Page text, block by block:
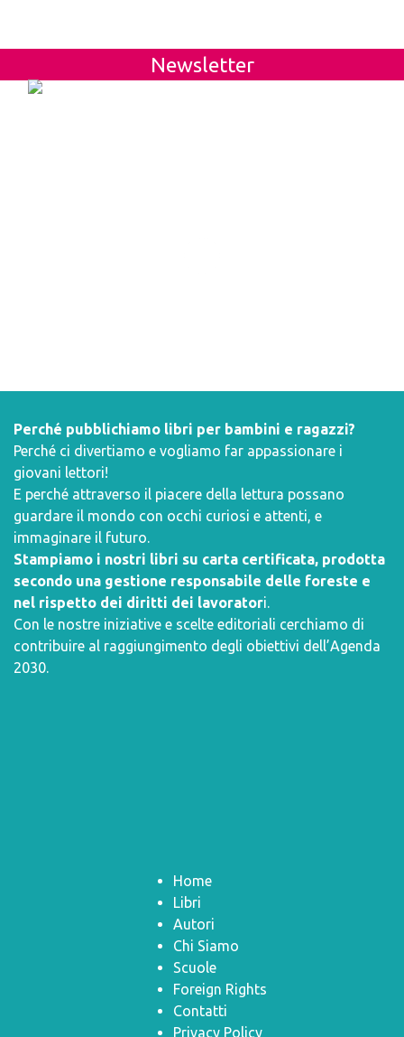
Newsletter
Perché pubblichiamo libri per bambini e ragazzi?
Perché ci divertiamo e vogliamo far appassionare i
giovani lettori!
E perché attraverso il piacere della lettura possano
guardare il mondo con occhi curiosi e attenti, e
immaginare il futuro.
Stampiamo i nostri libri su carta certificata, prodotta
secondo una gestione responsabile delle foreste e
nel rispetto dei diritti dei lavoratori.
Con le nostre iniziative e scelte editoriali cerchiamo di
contribuire al raggiungimento degli obiettivi dell’Agenda
2030.
Home
Libri
Autori
Chi Siamo
Scuole
Foreign Rights
Contatti
Privacy Policy